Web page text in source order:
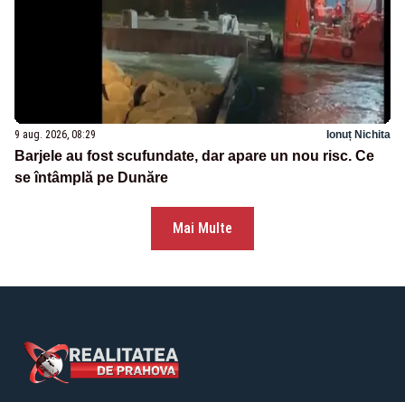
9 aug. 2026, 08:29 Ionuț Nichita
Barjele au fost scufundate, dar apare un nou risc. Ce
se întâmplă pe Dunăre
Mai Multe